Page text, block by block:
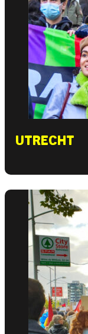
UTRECHT